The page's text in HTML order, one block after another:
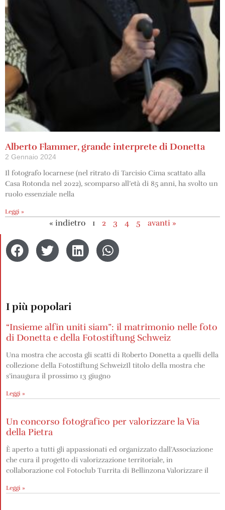
Alberto Flammer, grande interprete di Donetta
2 Gennaio 2024
Il fotografo locarnese (nel ritrato di Tarcisio Cima scattato alla
Casa Rotonda nel 2022), scomparso all’età di 85 anni, ha svolto un
ruolo essenziale nella
Leggi »
« indietro 1 2 3 4 5 avanti »
I più popolari
“Insieme alfin uniti siam”: il matrimonio nelle foto
di Donetta e della Fotostiftung Schweiz
Una mostra che accosta gli scatti di Roberto Donetta a quelli della
collezione della Fotostiftung SchweizIl titolo della mostra che
s’inaugura il prossimo 13 giugno
Leggi »
Un concorso fotografico per valorizzare la Via
della Pietra
È aperto a tutti gli appassionati ed organizzato dall’Associazione
che cura il progetto di valorizzazione territoriale, in
collaborazione col Fotoclub Turrita di Bellinzona Valorizzare il
Leggi »